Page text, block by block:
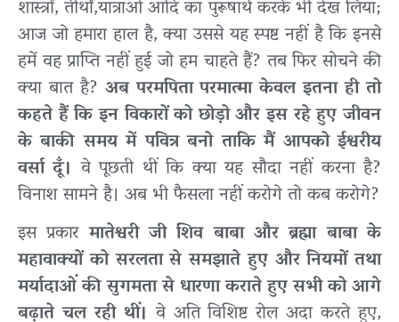
शास्त्रों, तीर्थों,यात्राओं आदि का पुरूषार्थ करके भी देख लिया;
आज जो हमारा हाल है, क्या उससे यह स्पष्ट नहीं है कि इनसे
हमें वह प्राप्ति नहीं हुई जो हम चाहते हैं? तब फिर सोचने की
क्या बात है? अब परमपिता परमात्मा केवल इतना ही तो
कहते हैं कि इन विकारों को छोड़ो और इस रहे हुए जीवन
के बाकी समय में पवित्र बनो ताकि मैं आपको ईश्वरीय
वर्सा दूँ। वे पूछती थीं कि क्या यह सौदा नहीं करना है?
विनाश सामने है। अब भी फैसला नहीं करोगे तो कब करोगे?
इस प्रकारमातेश्वरी जी शिव बाबा और ब्रह्मा बाबा के
महावाक्यों को सरलता से समझाते हुए और नियमों तथा
मर्यादाओं की सुगमता से धारणा कराते हुए सभी को आगे
बढ़ाते चल रही थीं। वे अति विशिष्ट रोल अदा करते हुए,